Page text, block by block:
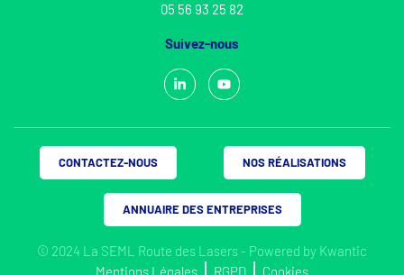
05 56 93 25 82
Suivez-nous
© 2024 La SEML Route des Lasers - Powered by Kwantic
Mentions Légales
RGPD Cookies
CONTACTEZ-NOUS NOS RÉALISATIONS
ANNUAIRE DES ENTREPRISES